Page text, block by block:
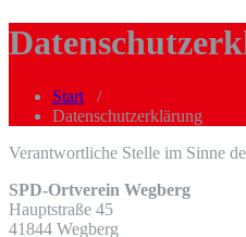
Start /
Datenschutzerklärung
Verantwortliche Stelle im Sinne
SPD-Ortverein Wegberg
Hauptstraße 45
41844 Wegberg